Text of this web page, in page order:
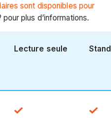
sont disponibles pour
pour plus d’informations.
Lecture seule